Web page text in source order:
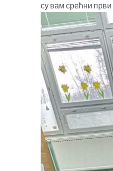
су вам срећни